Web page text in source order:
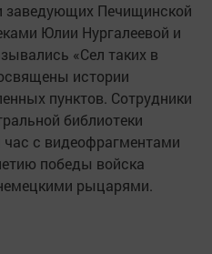
заведующих Печищинской
Юлии Нургалеевой и
«Сел таких в
истории
пунктов. Сотрудники
библиотеки
час с видеофрагментами
победы войска
рыцарями.